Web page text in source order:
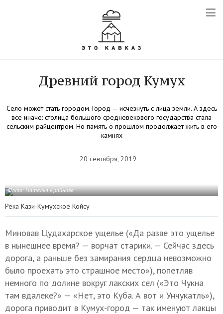
Древний город Кумух
Село может стать городом. Город — исчезнуть с лица земли. А здесь
все иначе: столица большого средневекового государства стала
сельским райцентром. Но память о прошлом продолжает жить в его
камнях
20 сентября, 2019
Фото: Наталья Крайнова
Река Кази-Кумухское Койсу
Миновав Цудахарское ущелье («Да разве это ущелье
в нынешнее время? — ворчат старики. — Сейчас здесь
дорога, а раньше без замирания сердца невозможно
было проехать это страшное место»), попетляв
немного по долине вокруг лакских сел («Это Чукна
там вдалеке?» — «Нет, это Куба. А вот и Унчукатль»),
дорога приводит в Кумух-город — так именуют лакцы